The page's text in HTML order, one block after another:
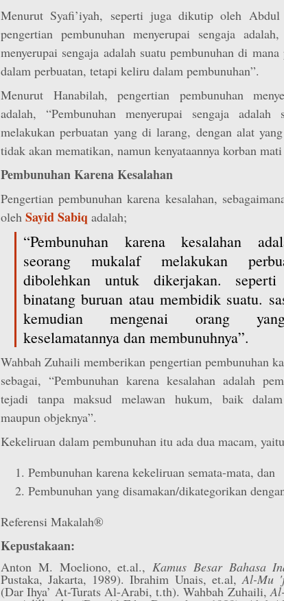
Menurut Syafi’iyah, seperti juga dikutip oleh Abdul
pengertian pembunuhan menyerupai sengaja adalah,
menyerupai sengaja adalah suatu pembunuhan di mana
dalam perbuatan, tetapi keliru dalam pembunuhan”.
Menurut Hanabilah, pengertian pembunuhan
adalah, “Pembunuhan menyerupai sengaja adalah
melakukan perbuatan yang di larang, dengan alat
tidak akan mematikan, namun kenyataannya korban mati
Pembunuhan Karena Kesalahan
Pengertian pembunuhan karena kesalahan,
oleh Sayid Sabiq adalah;
“Pembunuhan karena kesalahan
seorang mukalaf melakukan
dibolehkan untuk dikerjakan. seperti
binatang buruan atau membidik suatu.
kemudian mengenai orang
keselamatannya dan membunuhnya”.
Wahbah Zuhaili memberikan pengertian pembunuhan
sebagai, “Pembunuhan karena kesalahan adalah
tejadi tanpa maksud melawan hukum, baik dalam
maupun objeknya”.
Kekeliruan dalam pembunuhan itu ada dua macam, yaitu
Pembunuhan karena kekeliruan semata-mata, dan
Pembunuhan yang disamakan/dikategorikan
Referensi Makalah®
Kepustakaan:
Anton M. Moeliono, et.al., Kamus Besar Bahasa
Pustaka, Jakarta, 1989). Ibrahim Unais, et.al, Al-Mu
(Dar Ihya’ At-Turats Al-Arabi, t.th). Wahbah Zuhaili,